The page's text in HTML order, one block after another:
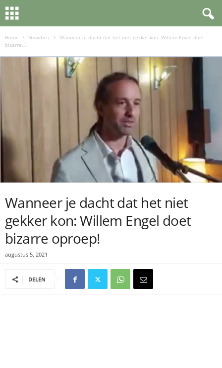
Home Showbizz
Wanneer je dacht dat het niet gekker kon: Willem Engel doet
bizarre...
Wanneer je dacht dat het niet
gekker kon: Willem Engel doet
bizarre oproep!
augustus 5, 2021
DELEN